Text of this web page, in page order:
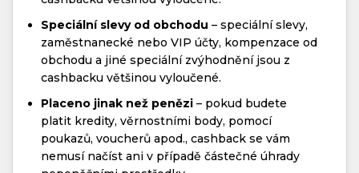
Speciální slevy od obchodu – speciální slevy,
zaměstnanecké nebo VIP účty, kompenzace od
obchodu a jiné speciální zvýhodnění jsou z
cashbacku většinou vyloučené.
Placeno jinak než penězi – pokud budete
platit kredity, věrnostními body, pomocí
poukazů, voucherů apod., cashback se vám
nemusí načíst ani v případě částečné úhrady